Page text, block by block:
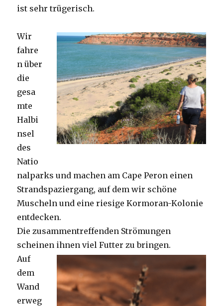
ist sehr trügerisch.
Wir
fahre
n über
die
gesa
mte
Halbi
nsel
des
Natio
nalparks und machen am Cape Peron einen
Strandspaziergang, auf dem wir schöne
Muscheln und eine riesige Kormoran-Kolonie
entdecken.
Die zusammentreffenden Strömungen
scheinen ihnen viel Futter zu bringen.
Auf
dem
Wand
erweg